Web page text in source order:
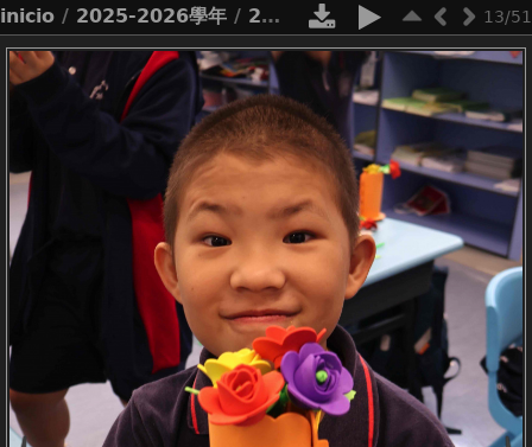
13/51
inicio / 2025-2026學年 / 2526_母親節心意花束「快閃」活動